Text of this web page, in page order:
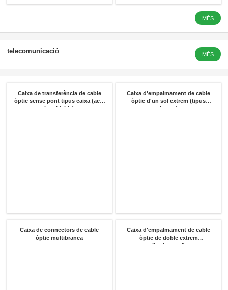
LFP 3.2 V
MÉS
telecomunicació MÉS
Caixa de transferència de cable
òptic sense pont tipus caixa (acer
inoxidable)
Caixa d'empalmament de cable
òptic d'un sol extrem (tipus
barret)
Caixa de connectors de cable
òptic multibranca
Caixa d'empalmament de cable
òptic de doble extrem
(horitzontal)